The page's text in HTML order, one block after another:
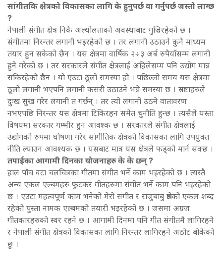
सांगीतकि क्षेत्रको विकासका लागि के हुनुपर्छ वा गर्नुपर्छ जस्तो लाग्छ
?
नेपाली संगीत क्षेत्र निकै अल्योलताको अवस्थाबाट गुज्रिरहेको छ ।
संगीतमा निरन्तर लगानी भइरहेको छ । तर लगानी उठाउने कुनै माध्यम
तयार हुन सकेको छैन । यस क्षेत्रमा वार्षिक २÷३ अर्ब रुपैयाँसम्म लगानी
हुने गरेको छ । तर सरकारले संगीत क्षेत्रलाई अहिलेसम्म पनि उद्योग मान्न
सकिरहेको छैन । यो एउटा ठूलो समस्या हो । पछिल्लो समय यस क्षेत्रमा
ठूलो लगानी भएपनि लगानी कसरी उठाउने भन्ने समस्या छ । स्रष्टाहरुले
दुःख सुख गरेर लगानी त गर्छन् । तर त्यो लगानी उठने वातावरण
नभएपछि निरन्तर यस क्षेत्रमा टिकिरहन समेत चुनौति हुन्छ । त्यसैले यस्ता
विषयमा सरकार गम्भीर हुन आवश्क छ । सरकारले संगीत क्षेत्रलाई
उद्योगको रुपमा घोषणा गरेर सांगीतिक क्षेत्रको विकासका लागि उपयुक्त
नीति ल्याउन आवश्यक छ । यसबाट मात्र यस क्षेत्रले फड्को मार्न सक्छ ।
तपाईका आगामी दिनका योजनाहरु के के छन् ?
हाल पाँच वटा चलचित्रका गीतमा संगीत भर्ने काम भइरहेको छ । त्यस्तै
अन्य एकल एल्बमहरु फुटकर गीतहरुमा संगीत भर्ने काम पनि भइरहेको
छ । एउटा महत्वपूर्ण काम भनेको मेरो संगीत र राजुबाबु श्रेष्ठको एकल शब्द
रहेको पुस्ता नामक एल्बमको तयारी भइरहेको छ । जसमा अग्रज
गीतकारहरुको स्वर रहने छ । आगामी दिनमा पनि गीत संगीतमै लागिरहने
र नेपाली संगीत क्षेत्रको विकासका लागि निरन्तर लागिरहने अठोट बोकेको
छु ।